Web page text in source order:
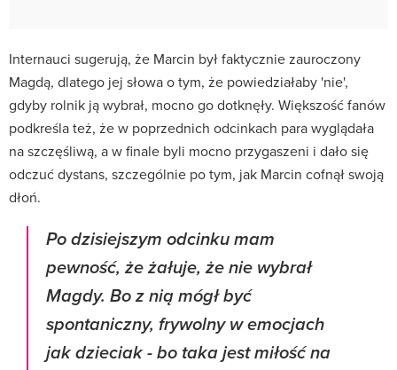
Internauci sugerują, że Marcin był faktycznie zauroczony
Magdą, dlatego jej słowa o tym, że powiedziałaby 'nie',
gdyby rolnik ją wybrał, mocno go dotknęły. Większość fanów
podkreśla też, że w poprzednich odcinkach para wyglądała
na szczęśliwą, a w finale byli mocno przygaszeni i dało się
odczuć dystans, szczególnie po tym, jak Marcin cofnął swoją
dłoń.
Po dzisiejszym odcinku mam
pewność, że żałuje, że nie wybrał
Magdy. Bo z nią mógł być
spontaniczny, frywolny w emocjach
jak dzieciak - bo taka jest miłość na